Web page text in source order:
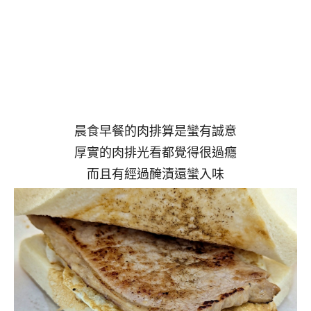
晨食早餐的肉排算是蠻有誠意
厚實的肉排光看都覺得很過癮
而且有經過醃漬還蠻入味